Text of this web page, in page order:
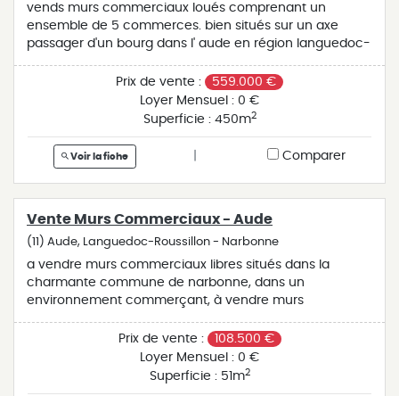
vends murs commerciaux loués comprenant un
ensemble de 5 commerces. bien situés sur un axe
passager d'un bourg dans l' aude en région languedoc-
m2 env sur un terrain de 1.341 m2 avec parking gratuit
et goudronné. loyers perçus annuels : 36.600€ ht +
1.200€ ht de charges annuelles. honoraires de 5,47%
récupérable). prix des murs : 559.000€. réf.:a2540jmb
Prix de vente :
559.000 €
Loyer Mensuel : 0 €
Superficie : 450m2
Voir la fiche Comparer
Vente Murs Commerciaux - Aude
(11) Aude, Languedoc-Roussillon - Narbonne
a vendre murs commerciaux libres situés dans la
charmante commune de narbonne, dans un
environnement commerçant, à vendre murs
superficie de 52 m² environ avec wc et d’une cave de
23m². le local proche du centre-ville est bien entretenu
avec un joli mur en pierres apparentes. bien idéal
Prix de vente :
108.500 €
Loyer Mensuel : 0 €
Superficie : 51m2